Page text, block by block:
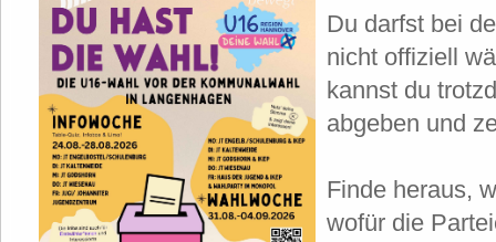
Du darfst bei
nicht offiziell
kannst du
abgeben und
Finde heraus,
wofür die